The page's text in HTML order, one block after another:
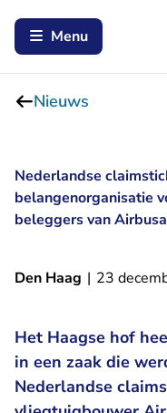
Menu
Nieuws
Nederlandse
belangenorganisatie
beleggers van
Den Haag | 23
Het Haagse hof
in een zaak die
Nederlandse